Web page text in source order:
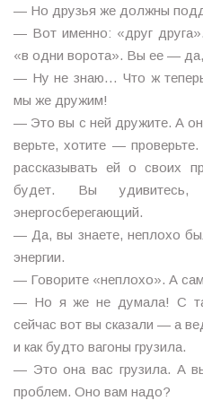
— Но друзья же должны
— Вот именно: «друг
«в одни ворота». Вы ее —
— Ну не знаю… Что ж
мы же дружим!
— Это вы с ней дружите. А
верьте, хотите —
рассказывать ей о своих
будет. Вы удивитесь,
энергосберегающий.
— Да, вы знаете, неплохо
энергии.
— Говорите «неплохо». А
— Но я же не думала! С
сейчас вот вы сказали — а
и как будто вагоны грузила.
— Это она вас грузила. А
проблем. Оно вам надо?